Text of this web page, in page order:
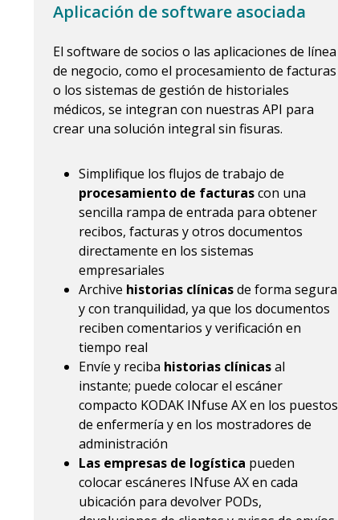
Aplicación de software asociada
El software de socios o las aplicaciones de línea
de negocio, como el procesamiento de facturas
o los sistemas de gestión de historiales
médicos, se integran con nuestras API para
crear una solución integral sin fisuras.
Simplifique los flujos de trabajo de
procesamiento de facturascon una
sencilla rampa de entrada para obtener
recibos, facturas y otros documentos
directamente en los sistemas
empresariales
Archive historias clínicasde forma segura
y con tranquilidad, ya que los documentos
reciben comentarios y verificación en
tiempo real
Envíe y reciba historias clínicasal
instante; puede colocar el escáner
compacto KODAK INfuse AX en los puestos
de enfermería y en los mostradores de
administración
Las empresas de logística pueden
colocar escáneres INfuse AX en cada
ubicación para devolver PODs,